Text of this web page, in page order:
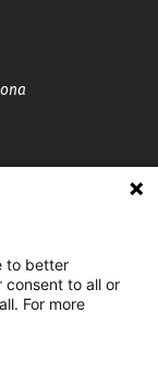
to better
consent to all or
For more